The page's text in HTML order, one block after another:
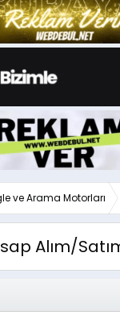
ve Arama Motorları
Alım/